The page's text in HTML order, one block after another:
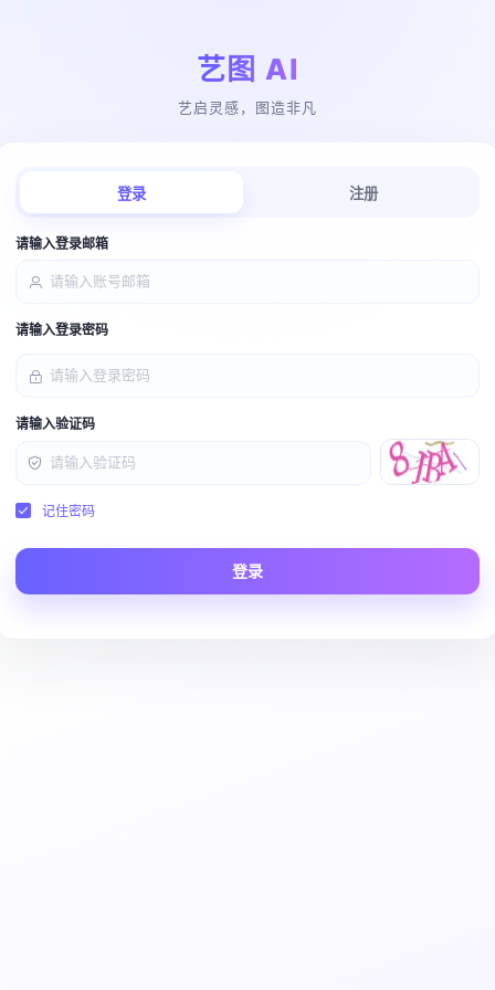
艺图 AI
艺启灵感，图造非凡
登录 注册
请输入登录邮箱
请输入登录密码
请输入验证码
记住密码
登录